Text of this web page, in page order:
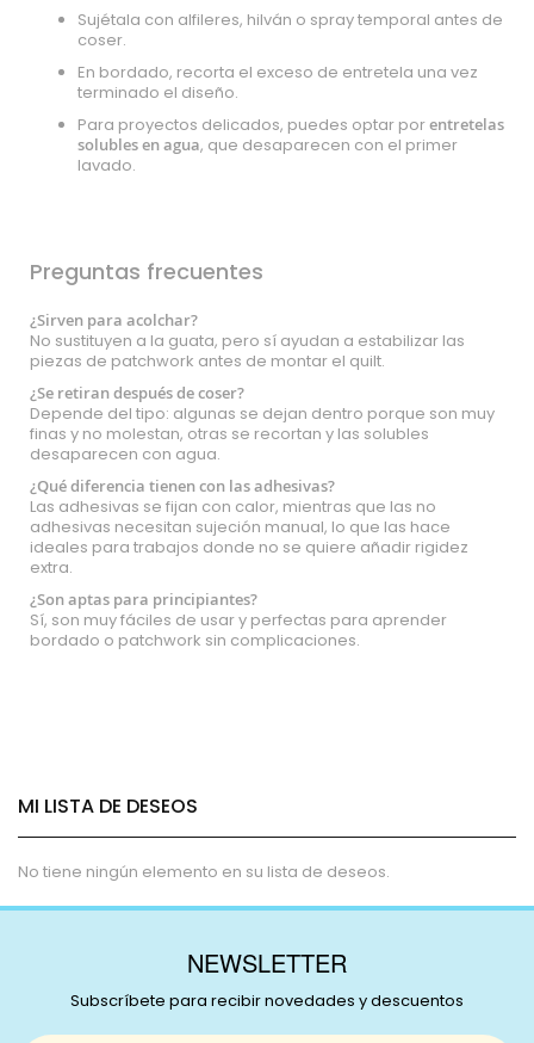
Sujétala con alfileres, hilván o spray temporal antes de
coser.
En bordado, recorta el exceso de entretela una vez
terminado el diseño.
Para proyectos delicados, puedes optar porentretelas
solubles en agua, que desaparecen con el primer
lavado.
Preguntas frecuentes
¿Sirven para acolchar?
No sustituyen a la guata, pero sí ayudan a estabilizar las
piezas de patchwork antes de montar el quilt.
¿Se retiran después de coser?
Depende del tipo: algunas se dejan dentro porque son muy
finas y no molestan, otras se recortan y las solubles
desaparecen con agua.
¿Qué diferencia tienen con las adhesivas?
Las adhesivas se fijan con calor, mientras que las no
adhesivas necesitan sujeción manual, lo que las hace
ideales para trabajos donde no se quiere añadir rigidez
extra.
¿Son aptas para principiantes?
Sí, son muy fáciles de usar y perfectas para aprender
bordado o patchwork sin complicaciones.
MI LISTA DE DESEOS
No tiene ningún elemento en su lista de deseos.
NEWSLETTER
Subscríbete para recibir novedades y descuentos